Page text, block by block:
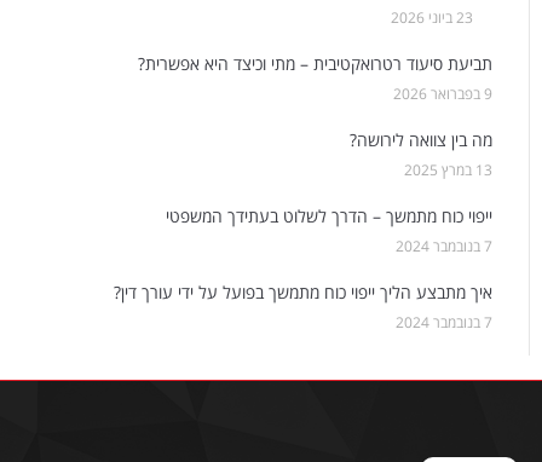
23 ביוני 2026
תביעת סיעוד רטרואקטיבית – מתי וכיצד היא אפשרית?
9 בפברואר 2026
מה בין צוואה לירושה?
13 במרץ 2025
ייפוי כוח מתמשך – הדרך לשלוט בעתידך המשפטי
7 בנובמבר 2024
איך מתבצע הליך ייפוי כוח מתמשך בפועל על ידי עורך דין?
7 בנובמבר 2024